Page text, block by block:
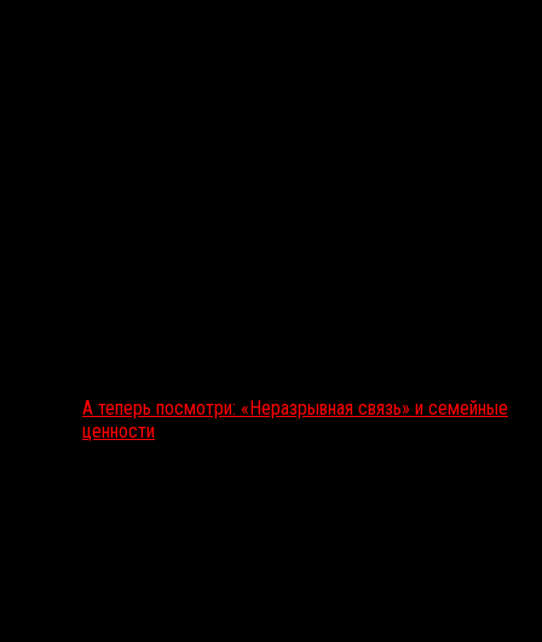
А теперь посмотри: «Неразрывная связь» и семейные
ценности